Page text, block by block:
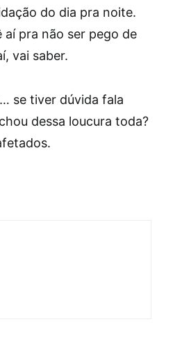
do dia pra noite.
aí pra não ser pego de
vai saber.
se tiver dúvida fala
dessa loucura toda?